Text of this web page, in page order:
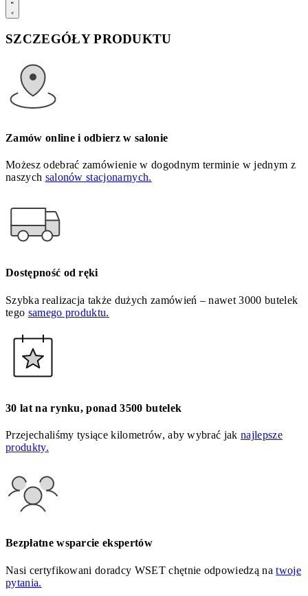
SZCZEGÓŁY PRODUKTU
Zamów online i odbierz w salonie
Możesz odebrać zamówienie w dogodnym terminie w jednym z
naszych salonów stacjonarnych.
Dostępność od ręki
Szybka realizacja także dużych zamówień – nawet 3000 butelek
tego samego produktu.
30 lat na rynku, ponad 3500 butelek
Przejechaliśmy tysiące kilometrów, aby wybrać jaknajlepsze
produkty.
Bezpłatne wsparcie ekspertów
Nasi certyfikowani doradcy WSET chętnie odpowiedzą natwoje
pytania.